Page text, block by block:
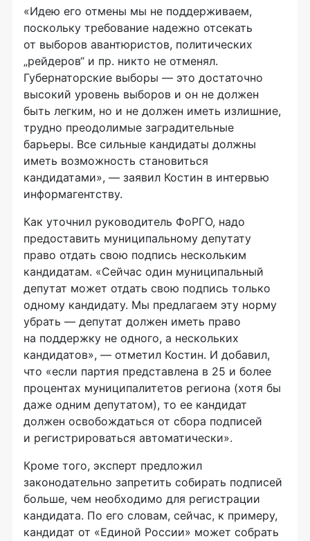
«Идею его отмены мы не поддерживаем,
поскольку требование надежно отсекать
от выборов авантюристов, политических
„рейдеров“ и пр. никто не отменял.
Губернаторские выборы — это достаточно
высокий уровень выборов и он не должен
быть легким, но и не должен иметь излишние,
трудно преодолимые заградительные
барьеры. Все сильные кандидаты должны
иметь возможность становиться
кандидатами», — заявил Костин в интервью
информагентству.
Как уточнил руководитель ФоРГО, надо
предоставить муниципальному депутату
право отдать свою подпись нескольким
кандидатам. «Сейчас один муниципальный
депутат может отдать свою подпись только
одному кандидату. Мы предлагаем эту норму
убрать — депутат должен иметь право
на поддержку не одного, а нескольких
кандидатов», — отметил Костин. И добавил,
что «если партия представлена в 25 и более
процентах муниципалитетов региона (хотя бы
даже одним депутатом), то ее кандидат
должен освобождаться от сбора подписей
и регистрироваться автоматически».
Кроме того, эксперт предложил
законодательно запретить собирать подписей
больше, чем необходимо для регистрации
кандидата. По его словам, сейчас, к примеру,
кандидат от «Единой России» может собрать